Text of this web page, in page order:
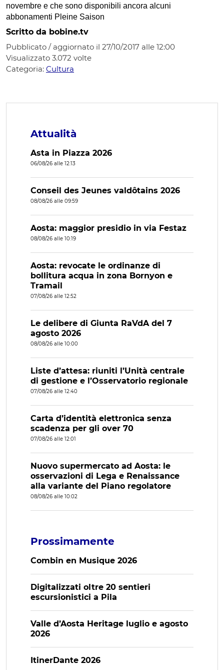
novembre e che sono disponibili ancora alcuni
abbonamenti Pleine Saison
Scritto da bobine.tv
Pubblicato / aggiornato il 27/10/2017 alle 12:00
Visualizzato 3.072 volte
Categoria: Cultura
Attualità
Asta in Piazza 2026
06/08/26 alle 12:13
Conseil des Jeunes valdôtains 2026
08/08/26 alle 09:59
Aosta: maggior presidio in via Festaz
08/08/26 alle 10:19
Aosta: revocate le ordinanze di
bollitura acqua in zona Bornyon e
Tramail
07/08/26 alle 12:52
Le delibere di Giunta RaVdA del 7
agosto 2026
08/08/26 alle 10:00
Liste d’attesa: riuniti l’Unità centrale
di gestione e l’Osservatorio regionale
07/08/26 alle 12:40
Carta d’identità elettronica senza
scadenza per gli over 70
07/08/26 alle 12:01
Nuovo supermercato ad Aosta: le
osservazioni di Lega e Renaissance
alla variante del Piano regolatore
08/08/26 alle 10:02
Prossimamente
Combin en Musique 2026
Digitalizzati oltre 20 sentieri
escursionistici a Pila
Valle d’Aosta Heritage luglio e agosto
2026
ItinerDante 2026